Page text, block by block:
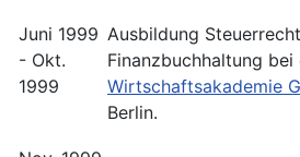
Juni 1999
- Okt.
1999
Ausbildung
Finanzbuchhaltung bei
Wirtschaftsakademie
Berlin.